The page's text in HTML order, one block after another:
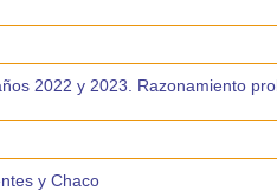
2022 y 2023. Razonamiento
y Chaco